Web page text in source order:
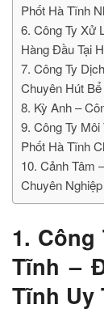
Phốt Hà Tĩnh
6. Công Ty Xử
Hàng Đầu Tại
7. Công Ty
Chuyên Hút
8. Kỳ Anh –
9. Công Ty
Phốt Hà Tĩnh
10. Cảnh Tâm
Chuyên
1. Công
Tĩnh –
Tĩnh Uy